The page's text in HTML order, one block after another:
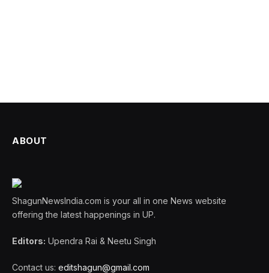
ABOUT
ShagunNewsIndia.com is your all in one News website
offering the latest happenings in UP.
Editors: Upendra Rai & Neetu Singh
Contact us: editshagun@gmail.com